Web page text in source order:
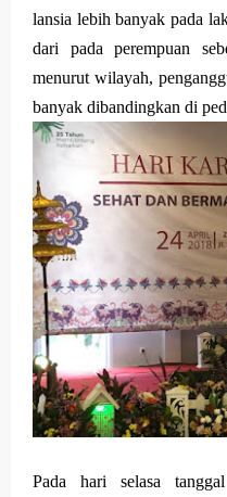
Review
lansia lebih banyak pada
dari pada perempuan
menurut wilayah,
banyak dibandingkan di
Pada hari selasa